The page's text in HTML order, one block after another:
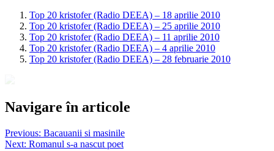
Top 20 kristofer (Radio DEEA) – 18 aprilie 2010
Top 20 kristofer (Radio DEEA) – 25 aprilie 2010
Top 20 kristofer (Radio DEEA) – 11 aprilie 2010
Top 20 kristofer (Radio DEEA) – 4 aprilie 2010
Top 20 kristofer (Radio DEEA) – 28 februarie 2010
Navigare în articole
Previous: Bacauanii si masinile
Next: Romanul s-a nascut poet